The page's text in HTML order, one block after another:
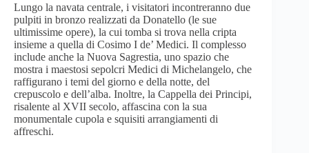
Lungo la navata centrale, i visitatori incontreranno due
pulpiti in bronzo realizzati da Donatello (le sue
ultimissime opere), la cui tomba si trova nella cripta
insieme a quella di Cosimo I de’ Medici. Il complesso
include anche la Nuova Sagrestia, uno spazio che
mostra i maestosi sepolcri Medici di Michelangelo, che
raffigurano i temi del giorno e della notte, del
crepuscolo e dell’alba. Inoltre, la Cappella dei Principi,
risalente al XVII secolo, affascina con la sua
monumentale cupola e squisiti arrangiamenti di
affreschi.